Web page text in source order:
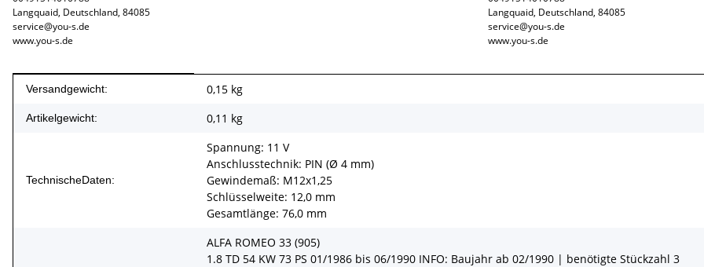
Langquaid, Deutschland, 84085
service@you-s.de
www.you-s.de
Langquaid, Deutschland, 84085
service@you-s.de
www.you-s.de
Produkteigenschaft
Wert
Versandgewicht: 0,15 kg
Artikelgewicht: 0,11 kg
TechnischeDaten:
Spannung: 11 V
Anschlusstechnik: PIN (Ø 4 mm)
Gewindemaß: M12x1,25
Schlüsselweite: 12,0 mm
Gesamtlänge: 76,0 mm
ALFA ROMEO 33 (905)
1.8 TD 54 KW 73 PS 01/1986 bis 06/1990 INFO: Baujahr ab 02/1990 | benötigte Stückzahl 3